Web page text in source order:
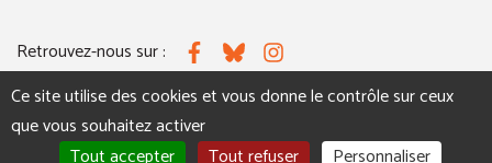
Retrouvez-nous sur : FacebookBlueskyInstagram
MENTIONS LÉGALES NOUS CONTACTER
Ce site utilise des cookies et vous donne le contrôle sur ceux
que vous souhaitez activer
Tout accepter
Tout refuser Personnaliser